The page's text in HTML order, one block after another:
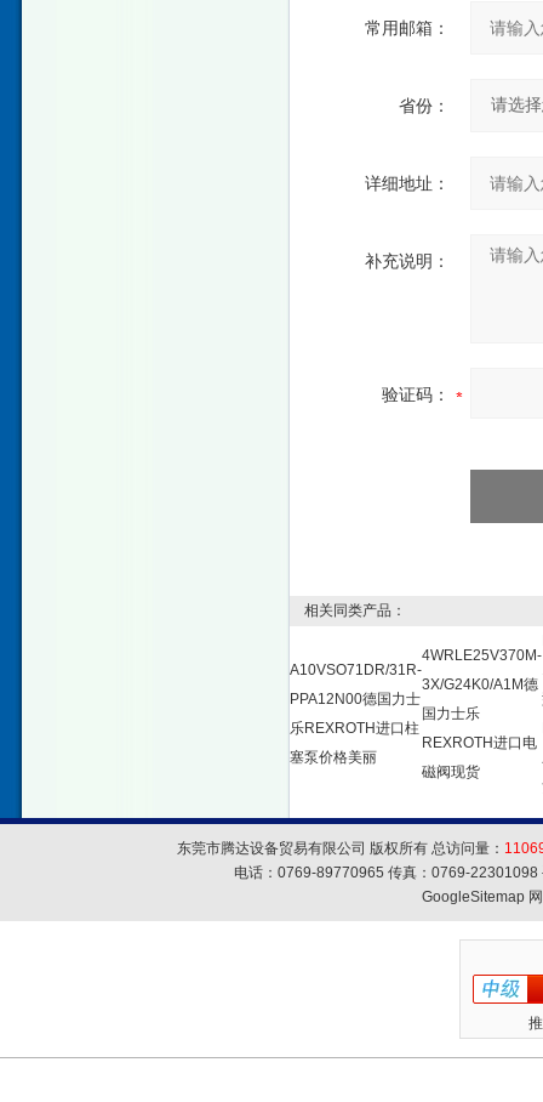
常用邮箱：
省份：
详细地址：
补充说明：
验证码：
相关同类产品：
A10VSO71DR/31R-
PPA12N00德国力士
乐REXROTH进口柱
塞泵价格美丽
4WRLE25V370M-
3X/G24K0/A1M德
国力士乐
REXROTH进口电
磁阀现货
东莞市腾达设备贸易有限公司 版权所有 总访问量：
电话：0769-89770965 传真：0769-
GoogleSitemap网